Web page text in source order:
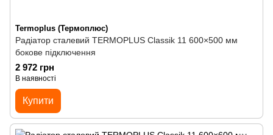
Termoplus (Термоплюс)
Радіатор сталевий TERMOPLUS Classik 11 600×500 мм
бокове підключення
2 972 грн
В наявності
Купити